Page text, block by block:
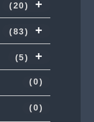
(20)
(83)
(5)
(0)
(0)